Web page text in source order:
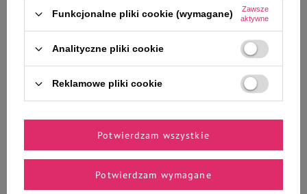
Wybrane specjalnie dla
Ciebie i Twojego czworonoga
Identyfikator z grawerem dla psa
i kota duże różowe koło
Identyfikator z grawerem dla psa
i kota kółko z łapką różowe
Funkcjonalne pliki cookie (wymagane)
Zawsze
aktywne
Analityczne pliki cookie
Reklamowe pliki cookie
Potwierdzam wymagane
Potwierdzam wszystkie